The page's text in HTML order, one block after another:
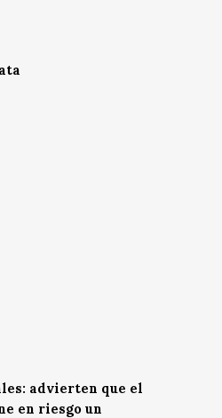
advierten que el
en riesgo un